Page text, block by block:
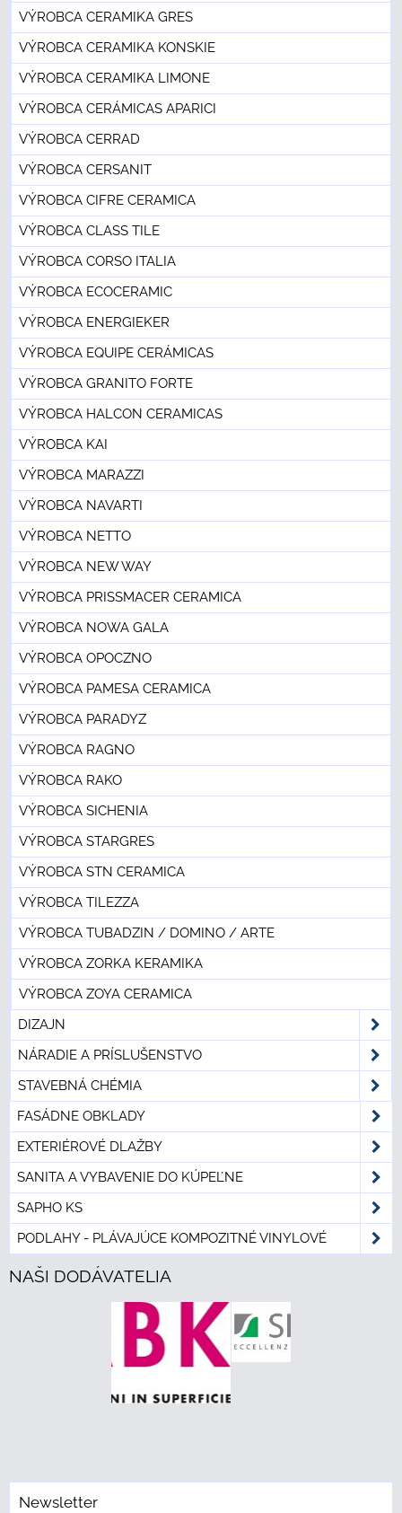
VÝROBCA CERAMIKA GRES
VÝROBCA CERAMIKA KONSKIE
VÝROBCA CERAMIKA LIMONE
VÝROBCA CERÁMICAS APARICI
VÝROBCA CERRAD
VÝROBCA CERSANIT
VÝROBCA CIFRE CERAMICA
VÝROBCA CLASS TILE
VÝROBCA CORSO ITALIA
VÝROBCA ECOCERAMIC
VÝROBCA ENERGIEKER
VÝROBCA EQUIPE CERÁMICAS
VÝROBCA GRANITO FORTE
VÝROBCA HALCON CERAMICAS
VÝROBCA KAI
VÝROBCA MARAZZI
VÝROBCA NAVARTI
VÝROBCA NETTO
VÝROBCA NEW WAY
VÝROBCA PRISSMACER CERAMICA
VÝROBCA NOWA GALA
VÝROBCA OPOCZNO
VÝROBCA PAMESA CERAMICA
VÝROBCA PARADYZ
VÝROBCA RAGNO
VÝROBCA RAKO
VÝROBCA SICHENIA
VÝROBCA STARGRES
VÝROBCA STN CERAMICA
VÝROBCA TILEZZA
VÝROBCA TUBADZIN / DOMINO / ARTE
VÝROBCA ZORKA KERAMIKA
VÝROBCA ZOYA CERAMICA
DIZAJN
NÁRADIE A PRÍSLUŠENSTVO
STAVEBNÁ CHÉMIA
FASÁDNE OBKLADY
EXTERIÉROVÉ DLAŽBY
SANITA A VYBAVENIE DO KÚPEĽNE
SAPHO KS
PODLAHY - PLÁVAJÚCE KOMPOZITNÉ VINYLOVÉ
NAŠI DODÁVATELIA
Newsletter